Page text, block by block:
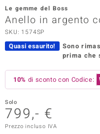
Paraíso
Le gemme del Boss
Anello in argento
SKU: 1574SP
Quasi esaurito! Sono
prima che
10% di sconto con Codice:
Solo
799,- €
Prezzo incluso IVA